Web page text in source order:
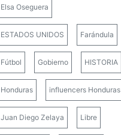
Elsa Oseguera
ESTADOS UNIDOS Farándula
Fútbol Gobierno HISTORIA
Honduras influencers Honduras
Juan Diego Zelaya Libre